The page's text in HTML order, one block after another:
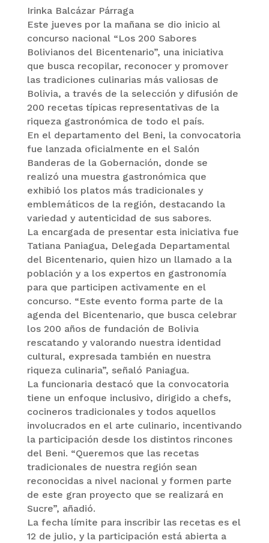
Irinka Balcázar Párraga
Este jueves por la mañana se dio inicio al
concurso nacional “Los 200 Sabores
Bolivianos del Bicentenario”, una iniciativa
que busca recopilar, reconocer y promover
las tradiciones culinarias más valiosas de
Bolivia, a través de la selección y difusión de
200 recetas típicas representativas de la
riqueza gastronómica de todo el país.
En el departamento del Beni, la convocatoria
fue lanzada oficialmente en el Salón
Banderas de la Gobernación, donde se
realizó una muestra gastronómica que
exhibió los platos más tradicionales y
emblemáticos de la región, destacando la
variedad y autenticidad de sus sabores.
La encargada de presentar esta iniciativa fue
Tatiana Paniagua, Delegada Departamental
del Bicentenario, quien hizo un llamado a la
población y a los expertos en gastronomía
para que participen activamente en el
concurso. “Este evento forma parte de la
agenda del Bicentenario, que busca celebrar
los 200 años de fundación de Bolivia
rescatando y valorando nuestra identidad
cultural, expresada también en nuestra
riqueza culinaria”, señaló Paniagua.
La funcionaria destacó que la convocatoria
tiene un enfoque inclusivo, dirigido a chefs,
cocineros tradicionales y todos aquellos
involucrados en el arte culinario, incentivando
la participación desde los distintos rincones
del Beni. “Queremos que las recetas
tradicionales de nuestra región sean
reconocidas a nivel nacional y formen parte
de este gran proyecto que se realizará en
Sucre”, añadió.
La fecha límite para inscribir las recetas es el
12 de julio, y la participación está abierta a